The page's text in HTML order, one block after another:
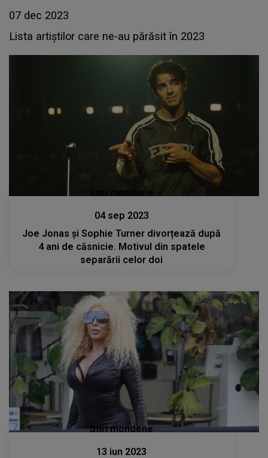
07 dec 2023
Lista artiștilor care ne-au părăsit în 2023
Stiri mondene
04 sep 2023
Joe Jonas și Sophie Turner divorțează după
4 ani de căsnicie. Motivul din spatele
separării celor doi
Stiri mondene
13 iun 2023